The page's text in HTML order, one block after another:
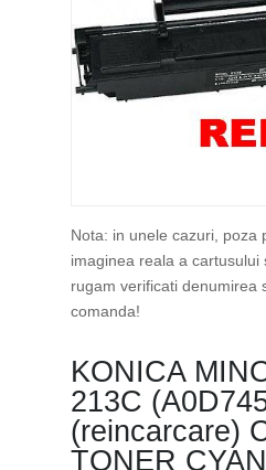
Nota: in unele cazuri, poza
imaginea reala a cartusului
rugam verificati denumirea
comanda!
KONICA
213C
(reincarcare)
TONER CYAN